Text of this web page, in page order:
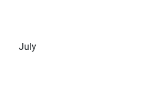
July